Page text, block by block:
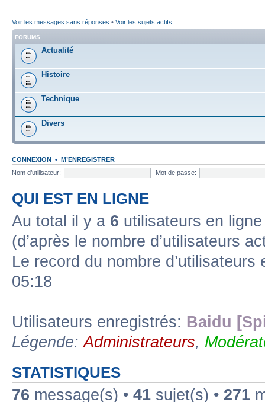
Voir les messages sans réponses • Voir les sujets actifs
FORUMS
Actualité
Histoire
Technique
Divers
CONNEXION • M’ENREGISTRER
Nom d’utilisateur:
Mot de passe:
QUI EST EN LIGNE
Au total il y a 6 utilisateurs en
(d’après le nombre d’utilisateurs
Le record du nombre
05:18
Utilisateurs enregistrés: Baidu
Légende:Administrateurs,
STATISTIQUES
76 message(s) • 41 sujet(s) • 271